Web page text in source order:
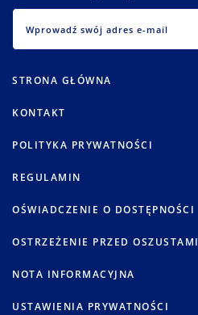
STRONA GŁÓWNA
KONTAKT
POLITYKA PRYWATNOŚCI
REGULAMIN
OŚWIADCZENIE O DOSTĘPNOŚCI
OSTRZEŻENIE PRZED OSZUSTAMI
NOTA INFORMACYJNA
USTAWIENIA PRYWATNOŚCI